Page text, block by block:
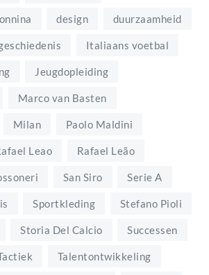
design duurzaamheid
Italiaans voetbal
Jeugdopleiding
Marco van Basten
Milan Paolo Maldini
Leao Rafael Leão
San Siro Serie A
Sportkleding Stefano Pioli
Storia Del Calcio Successen
Talentontwikkeling